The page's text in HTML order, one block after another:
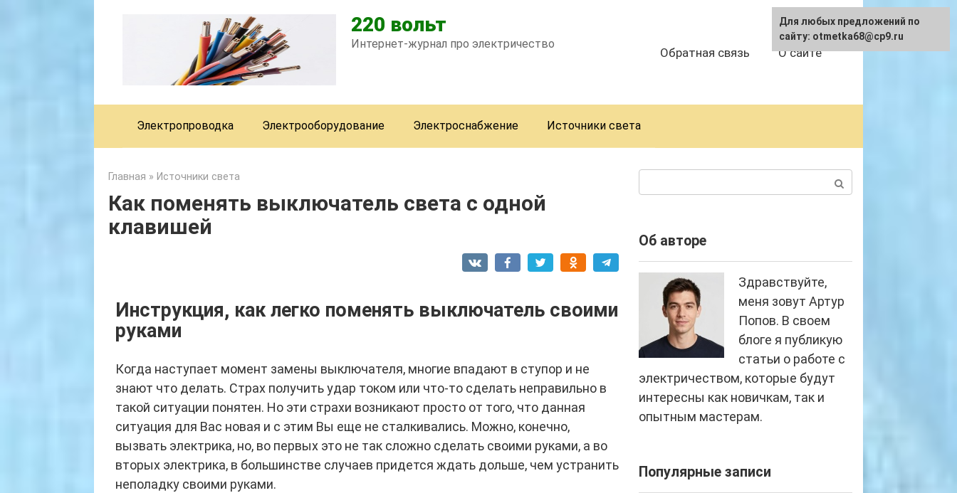
220 вольт
Интернет-журнал про электричество
Обратная связь О сайте
Электропроводка Электрооборудование Электроснабжение Источники света
Главная » Источники света
Как поменять выключатель света с одной
клавишей
Инструкция, как легко поменять выключатель своими
руками
Когда наступает момент замены выключателя, многие впадают в ступор и не
знают что делать. Страх получить удар током или что-то сделать неправильно в
такой ситуации понятен. Но эти страхи возникают просто от того, что данная
ситуация для Вас новая и с этим Вы еще не сталкивались. Можно, конечно,
вызвать электрика, но, во первых это не так сложно сделать своими руками, а во
вторых электрика, в большинстве случаев придется ждать дольше, чем устранить
неполадку своими руками.
Об авторе
Здравствуйте,
меня зовут Артур
Попов. В своем
блоге я публикую
статьи о работе с
электричеством, которые будут
интересны как новичкам, так и
опытным мастерам.
Популярные записи
Для любых предложений по
сайту: otmetka68@cp9.ru